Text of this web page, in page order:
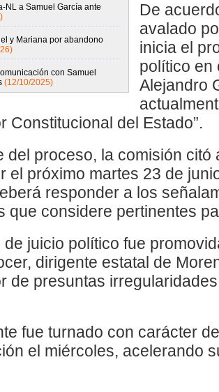
NL a Samuel García ante
y Mariana por abandono
con Samuel
(12/10/2025)
De
avalado
inicia el
político en
Alejandro
Constitucional del Estado”.
del proceso, la comisión citó
el próximo martes 23 de
responder a los
que considere pertinentes
de juicio político fue
dirigente estatal de
de presuntas
fue turnado con carácter
el miércoles, acelerando